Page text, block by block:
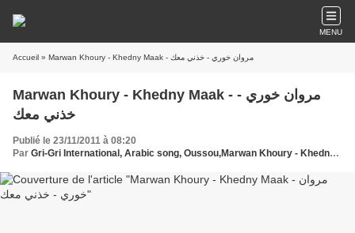
MENU
Accueil » Marwan Khoury - Khedny Maak - مروان خوري - خذني معك
Marwan Khoury - Khedny Maak - مروان خوري -
خذني معك
Publié le 23/11/2011 à 08:20
Par